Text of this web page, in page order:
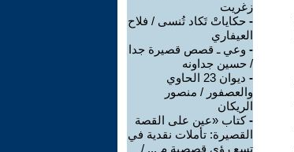
زغريت
- حكاياتْ تَكاد تُنسى / فلاح
العيفاري
- وعي ـ قصص قصيرة جدا
/ حسين جداونه
-
ديوان 23 الحاوي
والعصفور / منصور
الريكان
-كتاب «عين على القصة
القصيرة: تأملات نقدية في
تسع رؤى قصصية م ... /